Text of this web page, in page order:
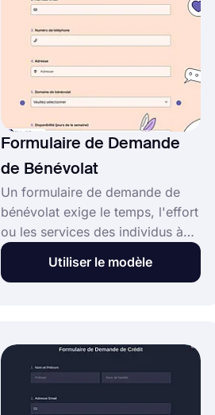
Formulaire de Demande
de Bénévolat
Un formulaire de demande de
bénévolat exige le temps, l'effort
ou les services des individus à
une organisation. Les
informations collectées dans le
exemple, leurs besoins, leur
suivi, etc.
Utiliser le modèle